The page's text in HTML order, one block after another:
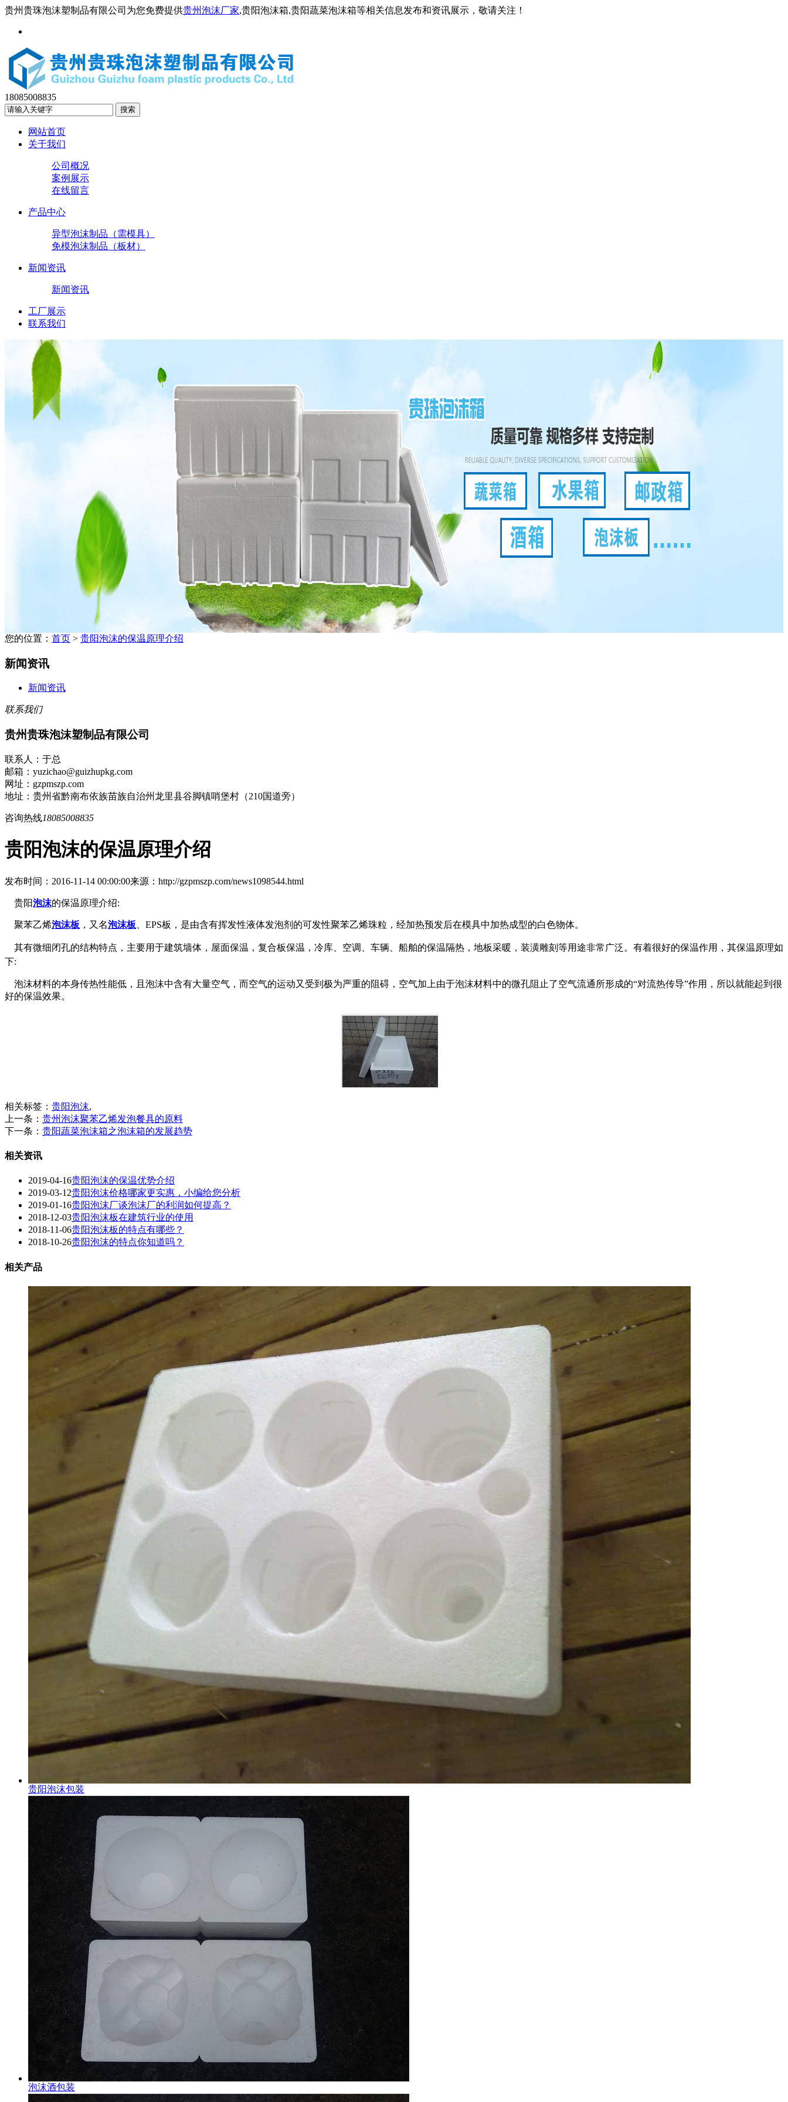
贵州贵珠泡沫塑制品有限公司为您免费提供贵州泡沫厂家,贵阳泡沫箱,贵阳蔬菜泡沫箱等相关信息发布和资讯展示，敬请关注！
18085008835
网站首页
关于我们
公司概况
案例展示
在线留言
产品中心
异型泡沫制品（需模具）
免模泡沫制品（板材）
新闻资讯
新闻资讯
工厂展示
联系我们
您的位置： 首页 > 贵阳泡沫的保温原理介绍
新闻资讯
新闻资讯
联系我们
贵州贵珠泡沫塑制品有限公司
联系人：于总
邮箱：yuzichao@guizhupkg.com
网址：gzpmszp.com
地址：贵州省黔南布依族苗族自治州龙里县谷脚镇哨堡村（210国道旁）
咨询热线18085008835
贵阳泡沫的保温原理介绍
发布时间：2016-11-14 00:00:00来源：http://gzpmszp.com/news1098544.html
贵阳泡沫的保温原理介绍:
聚苯乙烯泡沫板 ，又名泡沫板 、EPS板，是由含有挥发性液体发泡剂的可发性聚苯乙烯珠粒，经加热预发后在模具中加热成型的白色物体。
其有微细闭孔的结构特点，主要用于建筑墙体，屋面保温，复合板保温，冷库、空调、车辆、船舶的保温隔热，地板采暖，装潢雕刻等用途非常广泛。 有着很好的保温作用，其保温原理如
下:
泡沫材料的本身传热性能低，且泡沫中含有大量空气，而空气的运动又受到极为严重的阻碍，空气加上由于泡沫材料中的微孔阻止了空气流通所形成的“对流热传导”作用，所以就能起到很
好的保温效果。
相关标签： 贵阳泡沫,
上一条： 贵州泡沫聚苯乙烯发泡餐具的原料
下一条： 贵阳蔬菜泡沫箱之泡沫箱的发展趋势
相关资讯
2019-04-16贵阳泡沫的保温优势介绍
2019-03-12贵阳泡沫价格哪家更实惠，小编给您分析
2019-01-16贵阳泡沫厂谈泡沫厂的利润如何提高？
2018-12-03贵阳泡沫板在建筑行业的使用
2018-11-06贵阳泡沫板的特点有哪些？
2018-10-26贵阳泡沫的特点你知道吗？
相关产品
贵阳泡沫包装
泡沫酒包装